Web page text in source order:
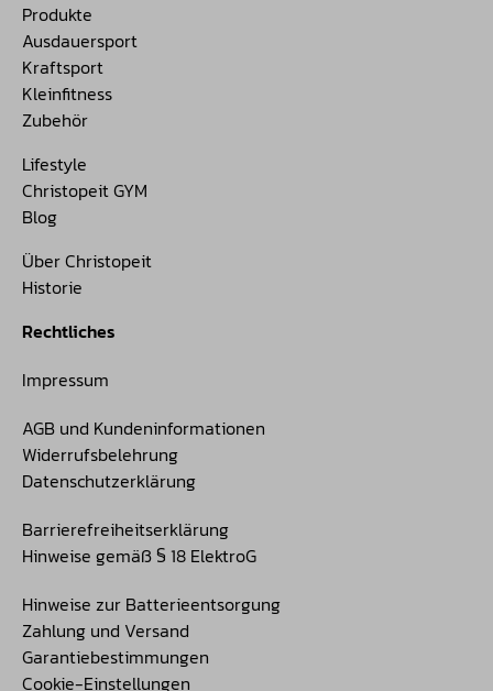
Produkte
Ausdauersport
Kraftsport
Kleinfitness
Zubehör
Lifestyle
Christopeit GYM
Blog
Über Christopeit
Historie
Rechtliches
Impressum
AGB und Kundeninformationen
Widerrufsbelehrung
Datenschutzerklärung
Barrierefreiheitserklärung
Hinweise gemäß § 18 ElektroG
Hinweise zur Batterieentsorgung
Zahlung und Versand
Garantiebestimmungen
Cookie-Einstellungen